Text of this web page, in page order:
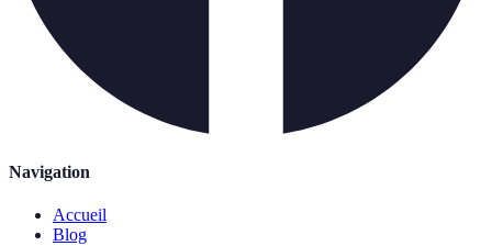
Navigation
Accueil
Blog